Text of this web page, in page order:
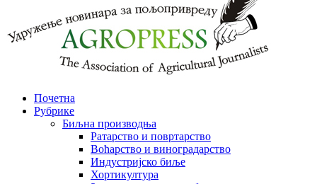
Почетна
Рубрике
Биљна производња
Ратарство и повртарство
Воћарство и виноградарство
Индустријско биље
Хортикултура